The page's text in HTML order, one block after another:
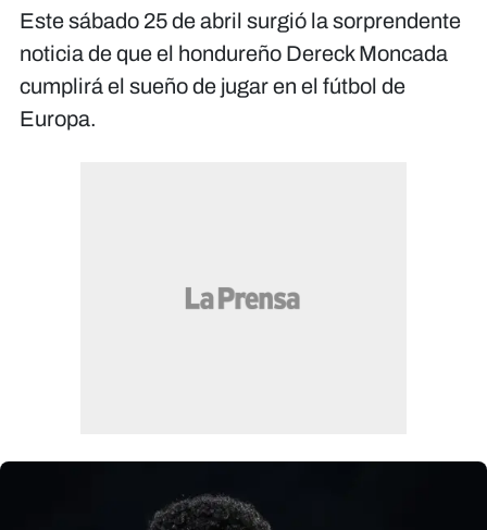
Este sábado 25 de abril surgió la sorprendente
noticia de que el hondureño Dereck Moncada
cumplirá el sueño de jugar en el fútbol de
Europa.